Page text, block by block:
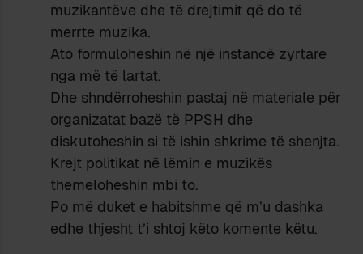
muzikantëve dhe të drejtimit që do të
merrte muzika.
Ato formuloheshin në një instancë zyrtare
nga më të lartat.
Dhe shndërroheshin pastaj në materiale për
organizatat bazë të PPSH dhe
diskutoheshin si të ishin shkrime të shenjta.
Krejt politikat në lëmin e muzikës
themeloheshin mbi to.
Po më duket e habitshme që m’u dashka
edhe thjesht t’i shtoj këto komente këtu.